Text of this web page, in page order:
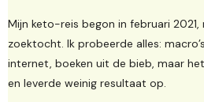
Mijn keto-reis begon in februari 2021,
zoektocht. Ik probeerde alles:
internet, boeken uit de bieb, maar
en leverde weinig resultaat op.